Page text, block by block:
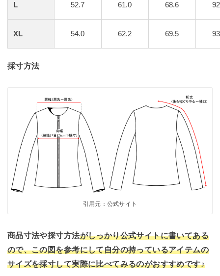
L 52.7 61.0 68.6
XL 54.0 62.2 69.5
採寸方法
引用元：公式サイト
商品寸法や採寸方法がしっかり公式サイトに書いてある
ので、この図を参考にして自分の持っているアイテムの
サイズを採寸して実際に比べてみるのがおすすめです♪